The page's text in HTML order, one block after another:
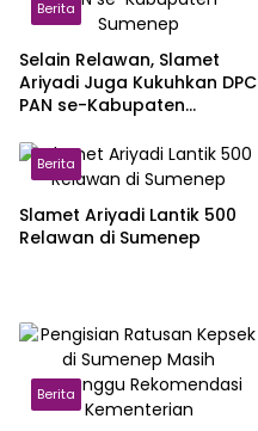
Berita
Selain Relawan, Slamet
Ariyadi Juga Kukuhkan DPC
PAN se-Kabupaten
Berita
Slamet Ariyadi Lantik 500
Relawan di Sumenep
Berita